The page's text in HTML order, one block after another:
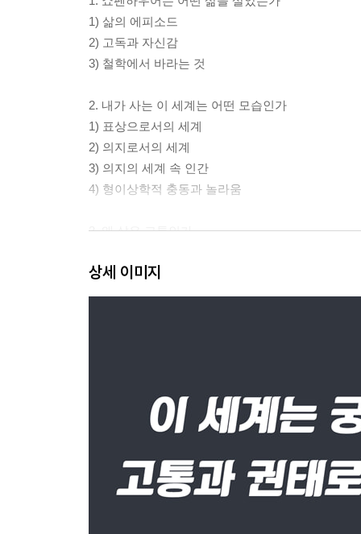
1) 삶의 에피소드
2) 고독과 자신감
3) 철학에서 바라는 것
2. 내가 사는 이 세계는 어떤 모습인가
1) 표상으로서의 세계
2) 의지로서의 세계
3) 의지의 세계 속 인간
4) 형이상학적 충동과 놀라움
3. 왜 삶은 고통인가
2) 고통의 원인
3) 고통의 모습
3) 예술형식과 음악
4) 의지의 표현으로서 회화
5. 덕과 정의란 무엇인가
상세 이미지